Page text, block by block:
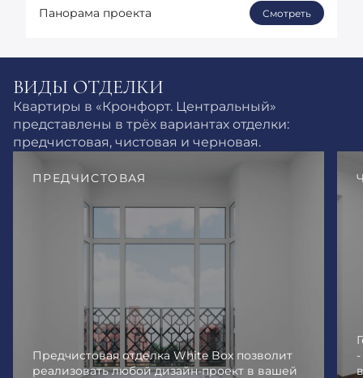
Панорама проекта Смотреть
ВИДЫ ОТДЕЛКИ
Квартиры в «Кронфорт. Центральный»
представлены в трёх вариантах отделки:
предчистовая, чистовая и черновая.
ПРЕДЧИСТОВАЯ
Предчистовая отделка White Box позволит
реализовать любой дизайн-проект в вашей